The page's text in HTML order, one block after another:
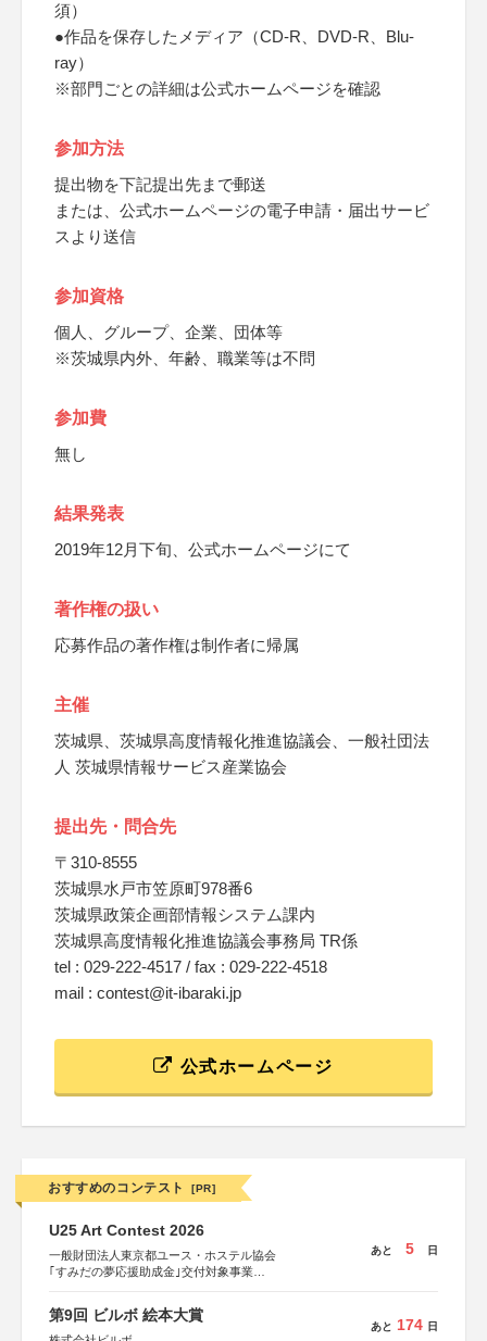
須）
●作品を保存したメディア（CD-R、DVD-R、Blu-
ray）
※部門ごとの詳細は公式ホームページを確認
参加方法
提出物を下記提出先まで郵送
または、公式ホームページの電子申請・届出サービ
スより送信
参加資格
個人、グループ、企業、団体等
※茨城県内外、年齢、職業等は不問
参加費
無し
結果発表
2019年12月下旬、公式ホームページにて
著作権の扱い
応募作品の著作権は制作者に帰属
主催
茨城県、茨城県高度情報化推進協議会、一般社団法
人 茨城県情報サービス産業協会
提出先・問合先
〒310-8555
茨城県水戸市笠原町978番6
茨城県政策企画部情報システム課内
茨城県高度情報化推進協議会事務局 TR係
tel : 029-222-4517 / fax : 029-222-4518
mail : contest@it-ibaraki.jp
公式ホームページ
おすすめのコンテスト [PR]
U25 Art Contest 2026
一般財団法人東京都ユース・ホステル協会
｢すみだの夢応援助成金｣交付対象事業
あと 5 日
第9回 ビルボ 絵本大賞
あと 174 日